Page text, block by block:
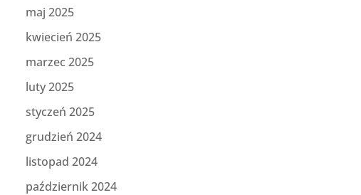
maj 2025
kwiecień 2025
marzec 2025
luty 2025
styczeń 2025
grudzień 2024
listopad 2024
październik 2024